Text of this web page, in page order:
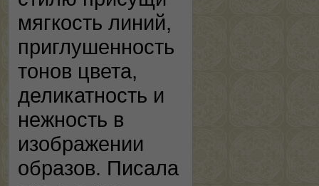
мягкость линий,
приглушенность
тонов цвета,
деликатность и
нежность в
изображении
образов. Писала